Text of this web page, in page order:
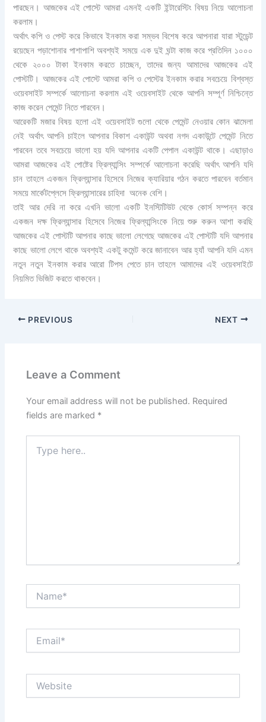
পারছেন। আজকের এই পোস্টে আমরা এমনই একটি ইন্টারেস্টিং বিষয় নিয়ে আলোচনা
করলাম।
অর্থাৎ কপি ও পেস্ট করে কিভাবে ইনকাম করা সম্ভব বিশেষ করে আপনারা যারা স্টুডেন্ট
রয়েছেন পড়াশোনার পাশাপাশি অবশ্যই সময়ে এক দুই ঘন্টা কাজ করে প্রতিদিন ১০০০
থেকে ২০০০ টাকা ইনকাম করতে চাচ্ছেন, তাদের জন্য আমাদের আজকের এই
পোস্টটি। আজকের এই পোস্টে আমরা কপি ও পেস্টের ইনকাম করার সবচেয়ে বিশ্বস্ত
ওয়েবসাইট সম্পর্কে আলোচনা করলাম এই ওয়েবসাইট থেকে আপনি সম্পূর্ণ নিশ্চিন্তে
কাজ করেন পেমেন্ট নিতে পারবেন।
আরেকটি মজার বিষয় হলো এই ওয়েবসাইট গুলো থেকে পেমেন্ট নেওয়ার কোন ঝামেলা
নেই অর্থাৎ আপনি চাইলে আপনার বিকাশ একাউন্ট অথবা নগদ একাউন্টে পেমেন্ট নিতে
পারবেন তবে সবচেয়ে ভালো হয় যদি আপনার একটি পেপাল একাউন্ট থাকে। এছাড়াও
আমরা আজকের এই পোষ্টের ফ্রিল্যান্সিং সম্পর্কে আলোচনা করেছি অর্থাৎ আপনি যদি
চান তাহলে একজন ফ্রিল্যান্সার হিসেবে নিজের ক্যারিয়ার গঠন করতে পারবেন বর্তমান
সময়ে মার্কেটপ্লেসে ফ্রিল্যান্সারের চাহিদা অনেক বেশি।
তাই আর দেরি না করে এখনি ভালো একটি ইনস্টিটিউট থেকে কোর্স সম্পন্ন করে
একজন দক্ষ ফ্রিল্যান্সার হিসেবে নিজের ফ্রিল্যান্সিংকে নিয়ে শুরু করুন আশা করছি
আজকের এই পোস্টটি আপনার কাছে ভালো লেগেছে আজকের এই পোস্টটি যদি আপনার
কাছে ভালো লেগে থাকে অবশ্যই একটু কমেন্ট করে জানাবেন আর হ্যাঁ আপনি যদি এমন
নতুন নতুন ইনকাম করার আরো টিপস পেতে চান তাহলে আমাদের এই ওয়েবসাইটে
নিয়মিত ভিজিট করতে থাকবেন।
PREVIOUS NEXT
Leave a Comment
Your email address will not be published. Required
fields are marked *
here..